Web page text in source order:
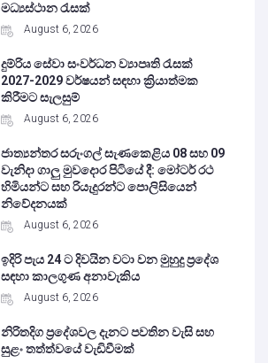
මධ්‍යස්ථාන රැසක්
August 6, 2026
දුම්රිය සේවා සංවර්ධන ව්‍යාපෘති රැසක්
2027-2029 වර්ෂයන් සඳහා ක්‍රියාත්මක
කිරීමට සැලසුම්
August 6, 2026
ජාත්‍යන්තර සරුංගල් සැණකෙළිය 08 සහ 09
වැනිදා ගාලු මුවදොර පිටියේ දී: මෝටර් රථ
හිමියන්ට සහ රියැදුරන්ට පොලිසියෙන්
නිවේදනයක්
August 6, 2026
ඉදිරි පැය 24 ට දිවයින වටා වන මුහුදු ප්‍රදේශ
සඳහා කාලගුණ අනාවැකිය
August 6, 2026
නිරිතදිග ප්‍රදේශවල දැනට පවතින වැසි සහ
සුළං තත්ත්වයේ වැඩිවීමක්